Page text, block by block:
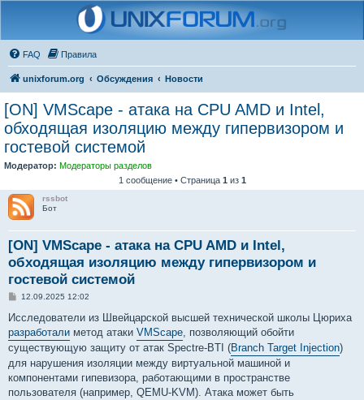
FAQ Правила
unixforum.org Обсуждения Новости
[ON] VMScape - атака на CPU AMD и Intel,
обходящая изоляцию между гипервизором и
гостевой системой
Модератор: Модераторы разделов
1 сообщение • Страница 1 из 1
rssbot
Бот
[ON] VMScape - атака на CPU AMD и Intel,
обходящая изоляцию между гипервизором и
гостевой системой
С
о
щ
е
и
е
12.09.2025 12:02
Исследователи из Швейцарской высшей технической школы Цюриха
разработали метод атаки VMScape, позволяющий обойти
существующую защиту от атак Spectre-BTI (Branch Target Injection)
для нарушения изоляции между виртуальной машиной и
компонентами гипевизора, работающими в пространстве
пользователя (например, QEMU-KVM). Атака может быть